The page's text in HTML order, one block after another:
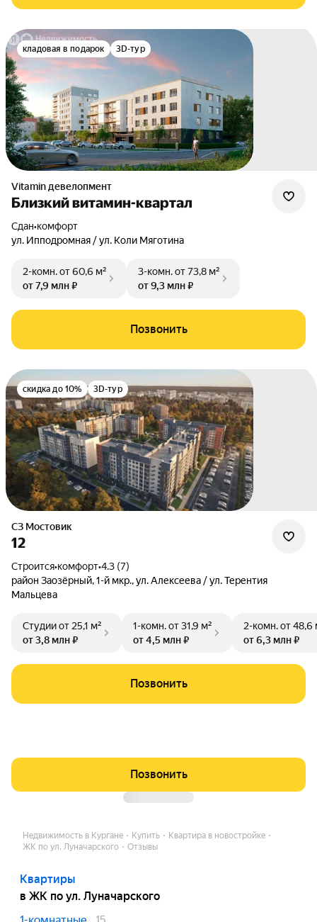
кладовая в подарок 3D-тур
Vitamin девелопмент
Близкий витамин-квартал
Сдан•комфорт
ул. Ипподромная / ул. Коли Мяготина
2-комн.от 60,6 м²
от 7,9 млн ₽
3-комн.от 73,8 м²
от 9,3 млн ₽
Позвонить
скидка до 10% 3D-тур
СЗ Мостовик
12
Строится•комфорт•4.3 (7)
район Заозёрный,1-й мкр.,ул. Алексеева / ул. Терентия
Мальцева
Студииот 25,1 м²
от 3,8 млн ₽
1-комн.от 31,9 м²
от 4,5 млн ₽
2-комн.от 48,6
от 6,3 млн ₽
Позвонить
Позвонить
Недвижимость в Кургане Купить
Квартира в новостройке
ЖК по ул. Луначарского
Отзывы
Квартиры
в ЖК по ул. Луначарского